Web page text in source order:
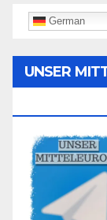
German
UNSER